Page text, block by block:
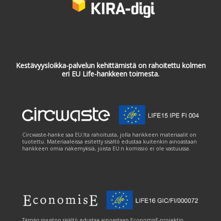
Kestävyysloikka-palvelun kehittämistä on rahoitettu kolmen
eri EU Life-hankkeen toimesta.
Circwaste-hanke saa EU:lta rahoitusta, jolla hankkeen materiaalit on
tuotettu. Materiaaleissa esitetty sisältö edustaa kuitenkin ainoastaan
hankkeen omia näkemyksiä, joista EU:n komissio ei ole vastuussa.